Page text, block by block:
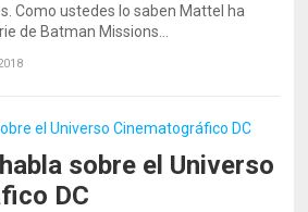
Como ustedes lo saben Mattel ha
de Batman Missions…
sobre el Universo
DC